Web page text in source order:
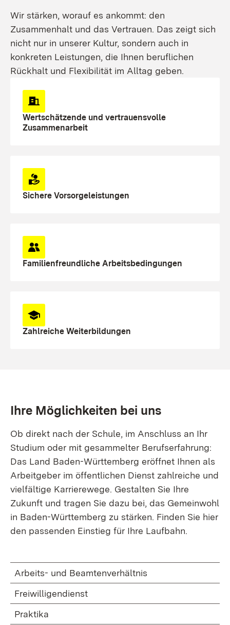
Wir stärken, worauf es ankommt: den
Zusammenhalt und das Vertrauen. Das zeigt sich
nicht nur in unserer Kultur, sondern auch in
konkreten Leistungen, die Ihnen beruflichen
Rückhalt und Flexibilität im Alltag geben.
Wertschätzende und vertrauensvolle
Zusammenarbeit
Sichere Vorsorgeleistungen
Familienfreundliche Arbeitsbedingungen
Zahlreiche Weiterbildungen
Ihre Möglichkeiten bei uns
Ob direkt nach der Schule, im Anschluss an Ihr
Studium oder mit gesammelter Berufserfahrung:
Das Land Baden-Württemberg eröffnet Ihnen als
Arbeitgeber im öffentlichen Dienst zahlreiche und
vielfältige Karrierewege. Gestalten Sie Ihre
Zukunft und tragen Sie dazu bei, das Gemeinwohl
in Baden-Württemberg zu stärken. Finden Sie hier
den passenden Einstieg für Ihre Laufbahn.
Arbeits- und Beamtenverhältnis
Freiwilligendienst
Praktika